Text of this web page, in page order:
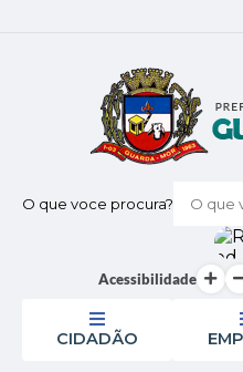
O que voce procura?
Acessibilidade
CIDADÃO